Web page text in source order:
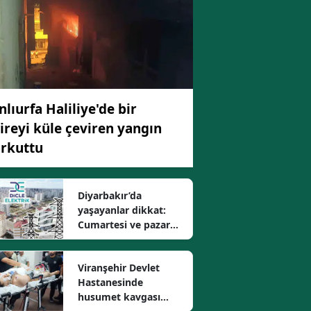
Edirne
Elazığ
Erzincan
Erzurum
Eskişehir
Gümüşhane
Hatay
Isparta
Haliliye'de bir
küle çeviren yangın
Diyarbakır’da
yaşayanlar dikkat:
Cumartesi ve pazar
elektrikler kesilecek
Viranşehir Devlet
Hastanesinde
husumet kavgası